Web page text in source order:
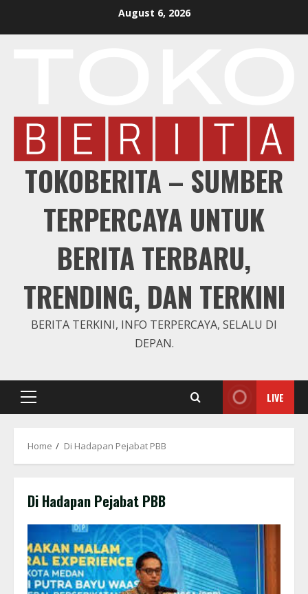
August 6, 2026
TOKOBERITA – SUMBER
TERPERCAYA UNTUK
BERITA TERBARU,
TRENDING, DAN TERKINI
BERITA TERKINI, INFO TERPERCAYA, SELALU DI
DEPAN.
Primary
LIVE
Home Di Hadapan Pejabat PBB
Di Hadapan Pejabat PBB